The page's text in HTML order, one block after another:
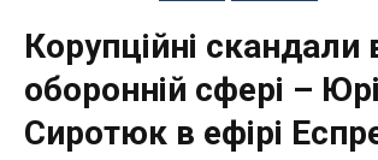
Корупційні скандали
оборонній сфері –
Сиротюк в ефірі